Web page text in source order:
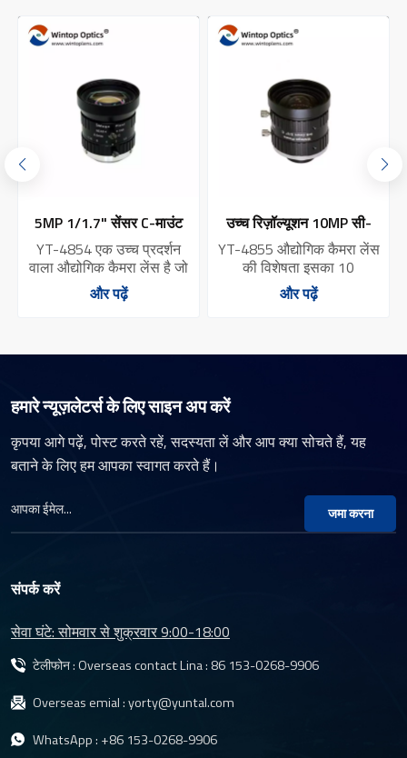
5MP 1/1.7" सेंसर C-माउंट
उच्च-प्रदर्शन औद्योगिक कैमरा
लेंस YT-4854
YT-4854 एक उच्च प्रदर्शन
वाला औद्योगिक कैमरा लेंस है जो
पेशेवर स्तर की छवि अधिग्रहण
और प्रसंस्करण क्षमता प्रदान
गुणवत्ता निरीक्षण सहित औद्योगिक
श्रृंखला के लिए उत्कृष्ट
रिज़ॉल्यूशन और छवि गुणवत्ता
प्रदान करता है।
और पढ़ें
उच्च रिज़ॉल्यूशन 10MP सी-
माउंट उत्कृष्ट छवि गुणवत्ता
औद्योगिक कैमरा लेंस YT-4855
YT-4855 औद्योगिक कैमरा लेंस
की विशेषता इसका 10
मेगापिक्सल का उच्च रिज़ॉल्यूशन
है।इस लेंस में उन्नत ऑप्टिकल
गया है।YT-4855 लेंस में
और पढ़ें
हमारे न्यूज़लेटर्स के लिए साइन अप करें
कृपया आगे पढ़ें, पोस्ट करते रहें, सदस्यता लें और आप क्या सोचते हैं, यह
बताने के लिए हम आपका स्वागत करते हैं।
जमा करना
संपर्क करें
सेवा घंटे: सोमवार से शुक्रवार 9:00-18:00
टेलीफोन : Overseas contact Lina : 86 153-0268-9906
Overseas emial :yorty@yuntal.com
WhatsApp : +86 153-0268-9906